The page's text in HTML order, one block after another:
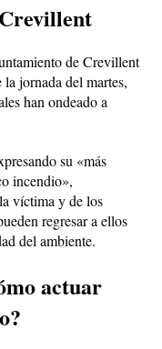
de Crevillent
jornada del martes,
han ondeado a
su «más
incendio»,
víctima y de los
regresar a ellos
del ambiente.
actuar